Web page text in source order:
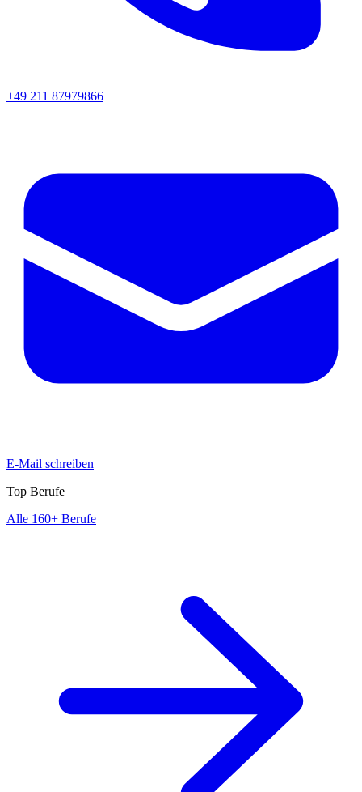
+49 211 87979866
E-Mail schreiben
Top Berufe
Alle 160+ Berufe